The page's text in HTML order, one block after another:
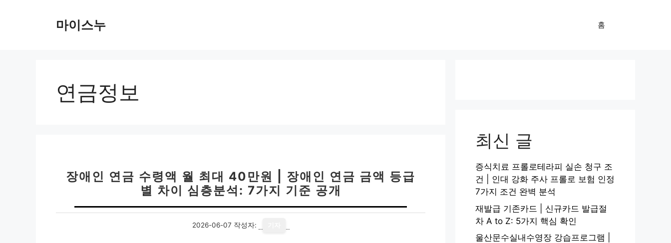
마이스누 홈
연금정보
장애인 연금 수령액 월 최대 40만원 | 장애인 연금 금액 등급
별 차이 심층분석: 7가지 기준 공개
2026-06-07 작성자:
최신 글
증식치료 프롤로테라피 실손 청구 조
건 | 인대 강화 주사 프롤로 보험 인정
7가지 조건 완벽 분석
재발급 기존카드 | 신규카드 발급절
차 A to Z: 5가지 핵심 확인
울산문수실내수영장 강습프로그램 |